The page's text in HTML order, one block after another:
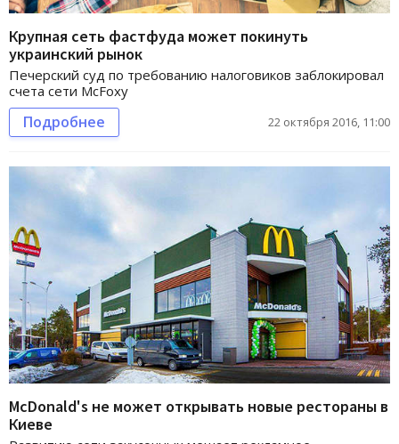
Крупная сеть фастфуда может покинуть
украинский рынок
Печерский суд по требованию налоговиков заблокировал
счета сети McFoxy
Подробнее 22 октября 2016, 11:00
McDonald's не может открывать новые рестораны в
Киеве